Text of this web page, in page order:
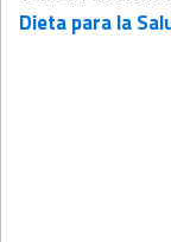
Dieta para la